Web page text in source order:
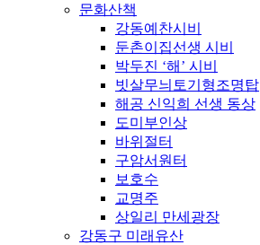
문화산책
강동예찬시비
둔촌이집선생 시비
박두진 ‘해’ 시비
빗살무늬토기형조명탑
해공 신익희 선생 동상
도미부인상
바위절터
구암서원터
보호수
교명주
상일리 만세광장
강동구 미래유산